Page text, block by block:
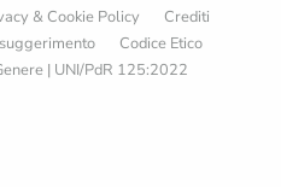
& Cookie Policy
Crediti
Codice Etico
| UNI/PdR 125:2022